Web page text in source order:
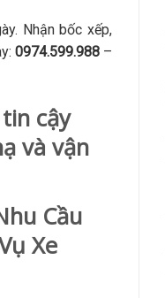
Nhận bốc xếp,
0974.599.988 –
cậy
và vận
Cầu
Xe